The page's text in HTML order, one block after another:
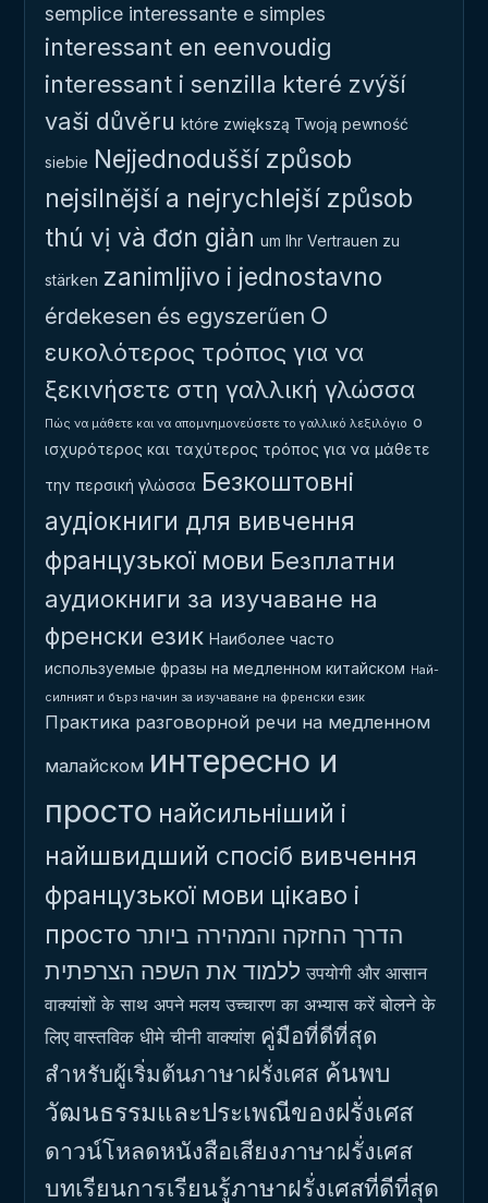
semplice interessante e simples
interessant en eenvoudig
interessant i senzilla které zvýší
vaši důvěru które zwiększą Twoją pewność
siebie Nejjednodušší způsob
nejsilnější a nejrychlejší způsob
thú vị và đơn giản um Ihr Vertrauen zu
stärken zanimljivo i jednostavno
érdekesen és egyszerűen Ο
ευκολότερος τρόπος για να
ξεκινήσετε στη γαλλική γλώσσα
Πώς να μάθετε και να απομνημονεύσετε το γαλλικό λεξιλόγιο ο
ισχυρότερος και ταχύτερος τρόπος για να μάθετε
την περσική γλώσσα Безкоштовні
аудіокниги для вивчення
французької мови Безплатни
аудиокниги за изучаване на
френски език Наиболее часто
используемые фразы на медленном китайском Най-
силният и бърз начин за изучаване на френски език
Практика разговорной речи на медленном
малайском интересно и
просто найсильніший і
найшвидший спосіб вивчення
французької мови цікаво і
просто הדרך החזקה והמהירה ביותר
ללמוד את השפה הצרפתית उपयोगी और आसान
वाक्यांशों के साथ अपने मलय उच्चारण का अभ्यास करें बोलने के
लिए वास्तविक धीमे चीनी वाक्यांश คู่มือที่ดีที่สุด
สำหรับผู้เริ่มต้นภาษาฝรั่งเศส ค้นพบ
วัฒนธรรมและประเพณีของฝรั่งเศส
ดาวน์โหลดหนังสือเสียงภาษาฝรั่งเศส
บทเรียนการเรียนรู้ภาษาฝรั่งเศสที่ดีที่สุด